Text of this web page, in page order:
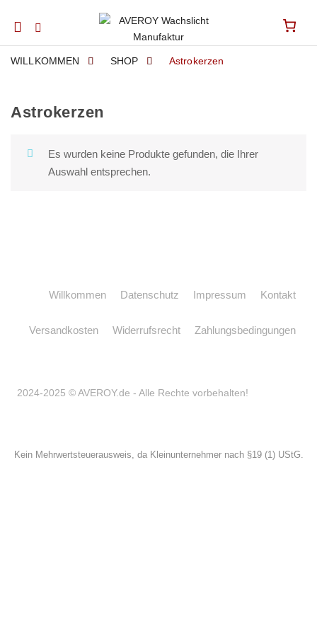
Mobile
WILLKOMMEN SHOP Astrokerzen
Skip to content
Astrokerzen
Es wurden keine Produkte gefunden, die Ihrer
Auswahl entsprechen.
Willkommen Datenschutz Impressum Kontakt
Versandkosten Widerrufsrecht Zahlungsbedingungen
2024-2025 © AVEROY.de - Alle Rechte vorbehalten!
Kein Mehrwertsteuerausweis, da Kleinunternehmer nach §19 (1) UStG.